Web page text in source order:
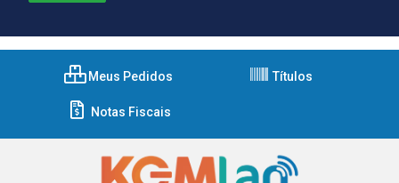
Meus Pedidos Títulos
Notas Fiscais